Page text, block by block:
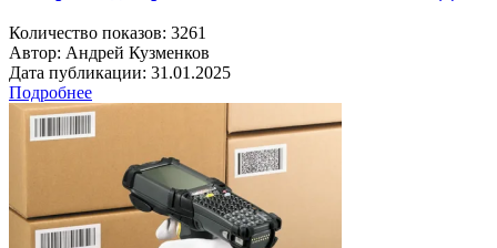
Количество показов: 3261
Автор: Андрей Кузменков
Дата публикации: 31.01.2025
Подробнее